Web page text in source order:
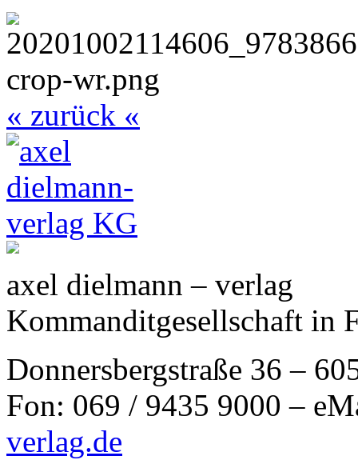
« zurück «
axel dielmann – verlag
Kommanditgesellschaft in
Donnersbergstraße 36 –
Fon: 069 / 9435 9000 –
verlag.de